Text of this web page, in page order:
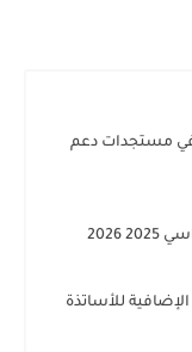
مستجدات دعم
للأساتذة